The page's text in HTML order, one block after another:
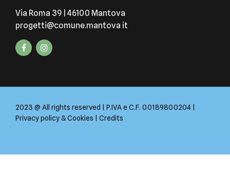
Via Roma 39 | 46100 Mantova
progetti@comune.mantova it
2023 @ All rights reserved | P.IVA e C.F. 00189800204 |
Privacy policy & Cookies
Credits